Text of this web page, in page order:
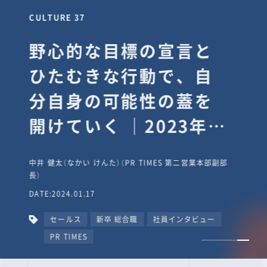
CULTURE 37
野心的な目標の宣言と
ひたむきな行動で、自
分自身の可能性の蓋を
開けていく ｜2023年度
タビュー #PR
TIMESな人たち
中井 健太（なかい けんた）（PR TIMES 第二営業本部副部
長）
DATE:2024.01.17
セールス 新卒 総合職
社員インタビュー
PR TIMES